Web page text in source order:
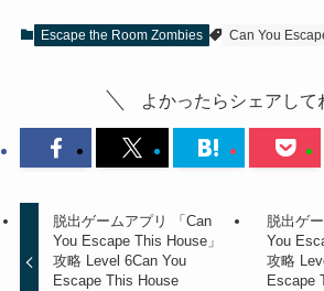
Escape the Room Zombies Can You
よかったらシェアして
脱出ゲームアプリ 「Can
You Escape This House」
攻略 Level 6Can You
Escape This House
脱出ゲ
You
攻略
Escape